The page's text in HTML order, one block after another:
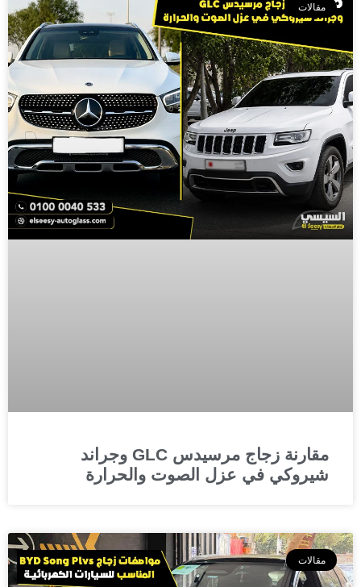
مقالات
مقارنة زجاج مرسيدس GLC وجراند
شيروكي في عزل الصوت والحرارة
مقالات